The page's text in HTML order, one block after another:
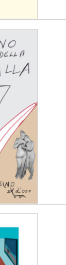
Aggiungi
alla lista
dei
desideri
Aggiungi
alla lista
dei
desideri